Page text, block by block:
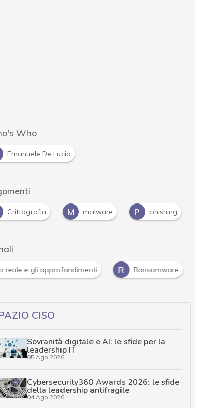
Who
Emanuele De Lucia
Crittografia M malware P phishing
reale e gli approfondimenti R Ransomware
CISO
Sovranità digitale e AI: le sfide per la
leadership IT
05 Ago 2026
Cybersecurity360 Awards 2026: le sfide
della leadership antifragile
04 Ago 2026